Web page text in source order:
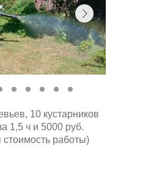
10 кустарников
1,5 ч и 5000 руб.
работы)